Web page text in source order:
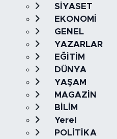
SİYASET
EKONOMİ
GENEL
YAZARLAR
EĞİTİM
DÜNYA
YAŞAM
MAGAZİN
BİLİM
Yerel
POLİTİKA